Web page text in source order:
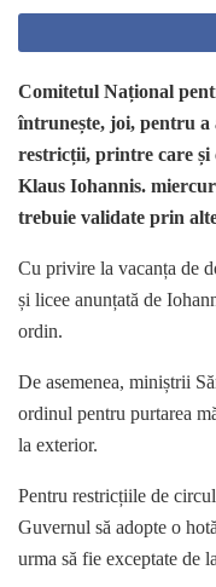
Comitetul Național
întrunește, joi, pentru
restricții, printre care și
Klaus Iohannis.
trebuie validate prin
Cu privire la vacanța de
și licee anunțată de
ordin.
De asemenea, miniștrii
ordinul pentru purtarea
la exterior.
Pentru restricțiile de
Guvernul să adopte o
urma să fie exceptate de